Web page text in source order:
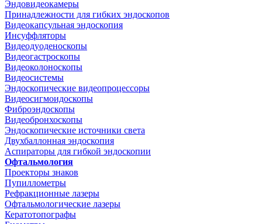
Эндовидеокамеры
Принадлежности для гибких эндоскопов
Видеокапсульная эндоскопия
Инсуффляторы
Видеодуоденоскопы
Видеогастроскопы
Видеоколоноскопы
Видеосистемы
Эндоскопические видеопроцессоры
Видеосигмоидоскопы
Фиброэндоскопы
Видеобронхоскопы
Эндоскопические источники света
Двухбаллонная эндоскопия
Аспираторы для гибкой эндоскопии
Офтальмология
Проекторы знаков
Пупиллометры
Рефракционные лазеры
Офтальмологические лазеры
Кератотопографы